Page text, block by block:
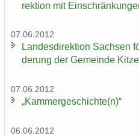
rek­ti­on mit
07.06.2012
Lan­des­di­rek­ti­on Sach­sen
de­rung der Ge­mein­de
07.06.2012
„Kam­mer­ge­schich­te(n)“
06.06.2012